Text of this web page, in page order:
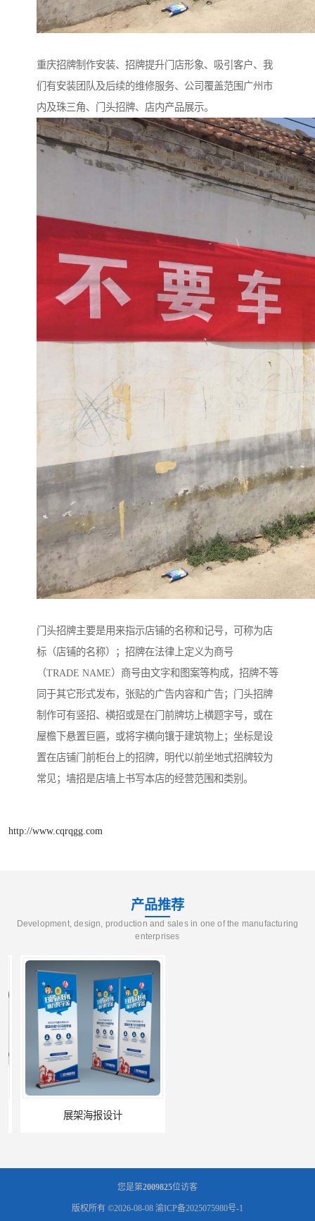
重庆招牌制作安装、招牌提升门店形象、吸引客户、我
们有安装团队及后续的维修服务、公司覆盖范围广州市
内及珠三角、门头招牌、店内产品展示。
门头招牌主要是用来指示店铺的名称和记号，可称为店
标（店铺的名称）；招牌在法律上定义为商号
（TRADE NAME）商号由文字和图案等构成，招牌不等
同于其它形式发布，张贴的广告内容和广告；门头招牌
制作可有竖招、横招或是在门前牌坊上横题字号，或在
屋檐下悬置巨匾，或将字横向镶于建筑物上；坐标是设
置在店铺门前柜台上的招牌，明代以前坐地式招牌较为
常见；墙招是店墙上书写本店的经营范围和类别。
http://www.cqrqgg.com
产品推荐
Development, design, production and sales in one of the manufacturing
enterprises
展架海报设计
您是第2009825位访客
版权所有 ©2026-08-08 渝ICP备2025075980号-1